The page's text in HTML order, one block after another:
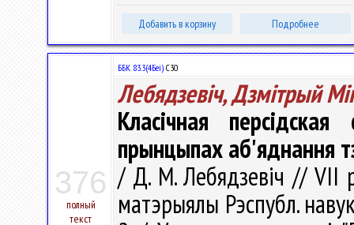
Добавить в корзину Подробнее
376
полный
текст
ББК 83.3(4Беі) С30
Лебядзевіч, Дзмітрый
Класічная
прынцыпах аб'яднання
/ Д. М. Лебядзевіч // VII
матэрыялы Рэспубл.